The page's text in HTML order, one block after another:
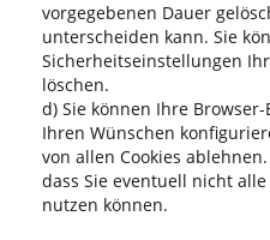
vorgegebenen Dauer
unterscheiden kann. Sie
Sicherheitseinstellungen
löschen.
d) Sie können Ihre
Ihren Wünschen
von allen Cookies
dass Sie eventuell nicht
nutzen können.